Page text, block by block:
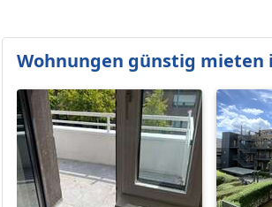
Wohnungen günstig mieten